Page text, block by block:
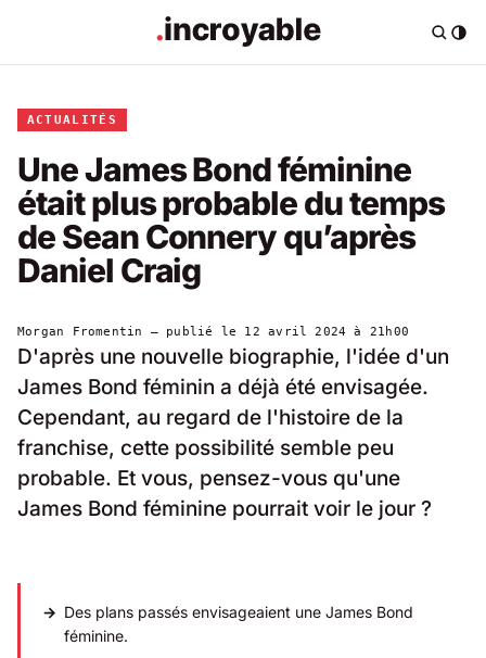
ACTUALITÉS
Une James Bond féminine
était plus probable du temps
de Sean Connery qu’après
Daniel Craig
Morgan Fromentin — publié le 12 avril 2024 à 21h00
D'après une nouvelle biographie, l'idée d'un
James Bond féminin a déjà été envisagée.
Cependant, au regard de l'histoire de la
franchise, cette possibilité semble peu
probable. Et vous, pensez-vous qu'une
James Bond féminine pourrait voir le jour ?
Des plans passés envisageaient une James Bond
féminine.